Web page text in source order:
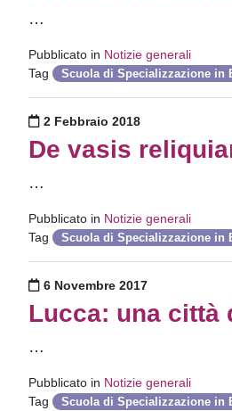
…
Pubblicato in Notizie generali
Tag
Scuola di Specializzazione in
Pubblicato il
2 Febbraio 2018
De vasis
…
Pubblicato in Notizie generali
Tag
Scuola di Specializzazione in
Pubblicato il
6 Novembre 2017
Lucca: una città
…
Pubblicato in Notizie generali
Tag
Scuola di Specializzazione in